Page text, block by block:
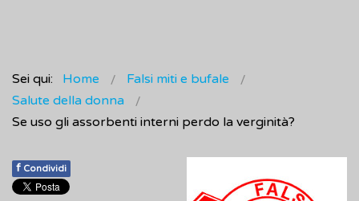
Sei qui: Home
Falsi miti e bufale
Salute della donna
Se uso gli assorbenti interni perdo la verginità?
f Condividi